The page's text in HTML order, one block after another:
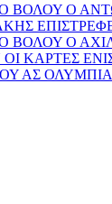
ΒΟΛΟΥ Ο
ΒΟΛΟΥ Ο
ΚΑΡΤΕΣ
ΑΣ